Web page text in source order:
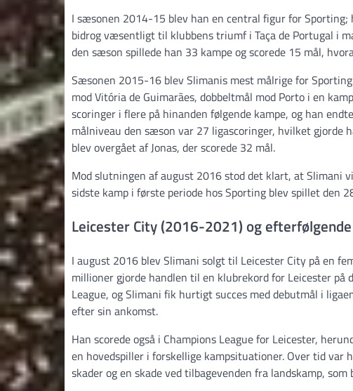
I sæsonen 2014-15 blev han en central figur for Sporting;
bidrog væsentligt til klubbens triumf i Taça de Portugal i
den sæson spillede han 33 kampe og scorede 15 mål,
Sæsonen 2015-16 blev Slimanis mest målrige for
mod Vitória de Guimarães, dobbeltmål mod Porto i en
scoringer i flere på hinanden følgende kampe, og han
målniveau den sæson var 27 ligascoringer, hvilket gjorde
blev overgået af Jonas, der scorede 32 mål.
Mod slutningen af august 2016 stod det klart, at Slimani
sidste kamp i første periode hos Sporting blev spillet den
Leicester City (2016-2021) og
I august 2016 blev Slimani solgt til Leicester City på en
millioner gjorde handlen til en klubrekord for Leicester
League, og Slimani fik hurtigt succes med debutmål i
efter sin ankomst.
Han scorede også i Champions League for Leicester,
en hovedspiller i forskellige kampsituationer. Over tid var
skader og en skade ved tilbagevenden fra landskamp,